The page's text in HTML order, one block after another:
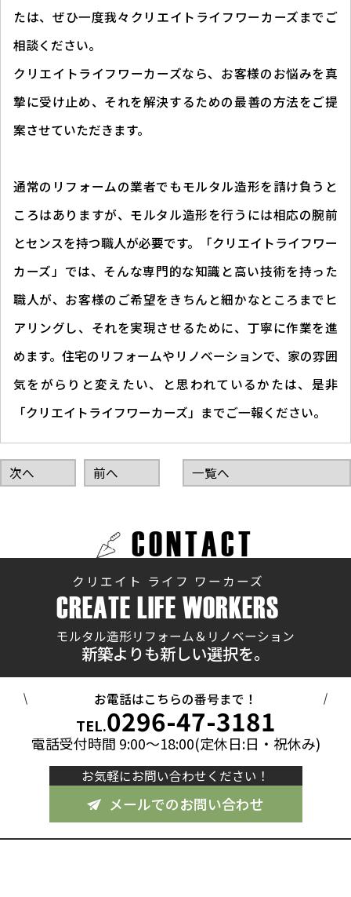
たは、ぜひ一度我々クリエイトライフワーカーズまでご
相談ください。
クリエイトライフワーカーズなら、お客様のお悩みを真
摯に受け止め、それを解決するための最善の方法をご提
案させていただきます。
通常のリフォームの業者でもモルタル造形を請け負うと
ころはありますが、モルタル造形を行うには相応の腕前
とセンスを持つ職人が必要です。「クリエイトライフワー
カーズ」では、そんな専門的な知識と高い技術を持った
職人が、お客様のご希望をきちんと細かなところまでヒ
アリングし、それを実現させるために、丁寧に作業を進
めます。住宅のリフォームやリノベーションで、家の雰囲
気をがらりと変えたい、と思われているかたは、是非
「クリエイトライフワーカーズ」までご一報ください。
次へ 前へ 一覧へ
CONTACT
クリエイト ライフ ワーカーズ
CREATE LIFE WORKERS
モルタル造形リフォーム＆リノベーション
新築よりも新しい選択を。
お電話はこちらの番号まで！
TEL.0296-47-3181
電話受付時間 9:00～18:00(定休日:日・祝休み)
お気軽にお問い合わせください！
メールでのお問い合わせ